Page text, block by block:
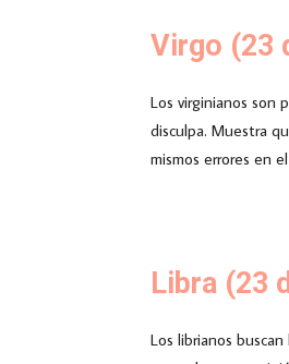
Virgo (23
Los virginianos son
disculpa. Muestra
mismos errores en
Libra (23
Los librianos